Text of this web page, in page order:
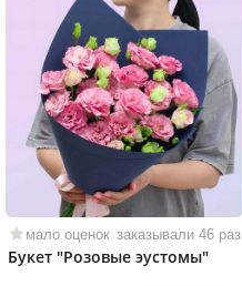
мало оценок заказывали 46 раз
Букет "Розовые эустомы"